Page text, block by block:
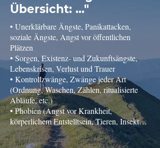
Übersicht: ..."
• Unerklärbare Ängste, Panikattacken,
soziale Ängste, Angst vor öffentlichen
Plätzen
• Sorgen, Existenz- und Zukunftsängste,
Lebenskrisen, Verlust und Trauer
• Kontrollzwänge, Zwänge jeder Art
(Ordnung, Waschen, Zählen, ritualisierte
Abläufe, etc.)
• Phobien (Angst vor Krankheit,
körperlichem Entstelltsein, Tieren, Insekten
etc.)
• Körperdysmorphe Störungen